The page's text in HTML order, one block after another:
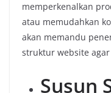
memperkenalkan
atau memudahkan
akan memandu
struktur website
Susun